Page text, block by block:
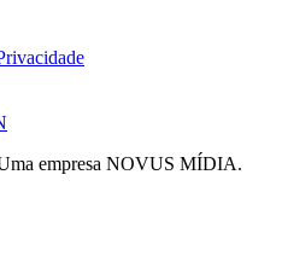
empresa NOVUS MÍDIA.